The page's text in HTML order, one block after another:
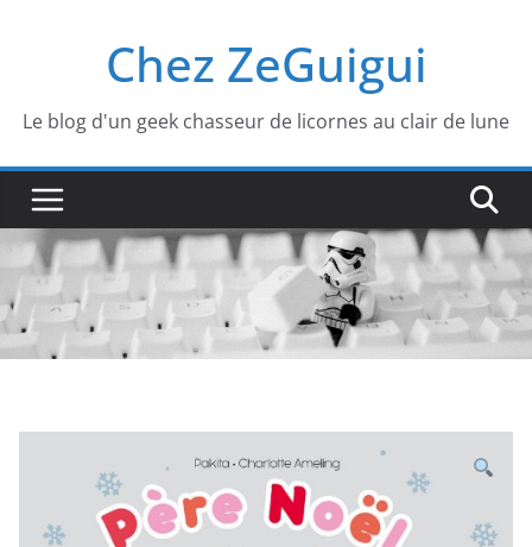
Chez ZeGuigui
Le blog d'un geek chasseur de licornes au clair de lune